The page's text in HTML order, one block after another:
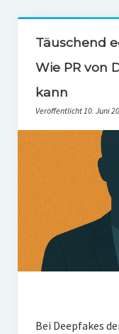
Täuschend
Wie PR von
kann
Veröffentlicht 10. Juni
Bei Deepfakes